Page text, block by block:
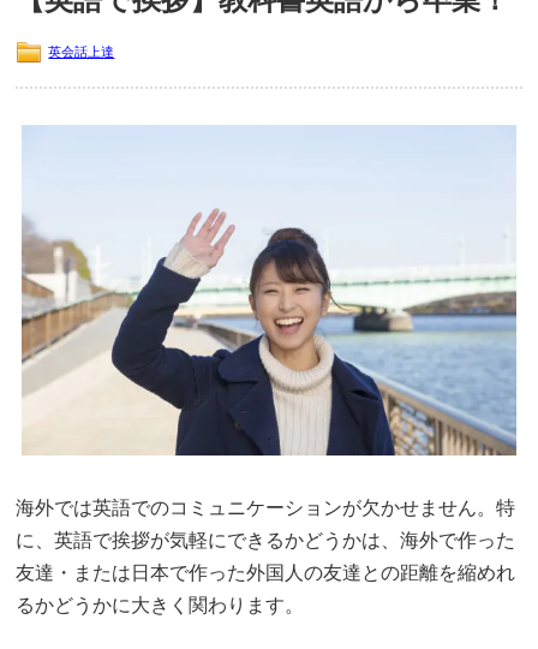
英会話上達
海外では英語でのコミュニケーションが欠かせません。特
に、英語で挨拶が気軽にできるかどうかは、海外で作った
友達・または日本で作った外国人の友達との距離を縮めれ
るかどうかに大きく関わります。